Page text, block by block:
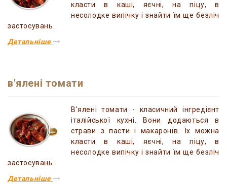
класти в каші, яєчні, на піцу, в
несолодке випічку і знайти їм ще безліч
застосувань.
Детальніше
в'ялені томати
В'ялені томати - класичний інгредієнт
італійської кухні. Вони додаються в
страви з пасти і макаронів. Їх можна
класти в каші, яєчні, на піцу, в
несолодке випічку і знайти їм ще безліч
застосувань.
Детальніше